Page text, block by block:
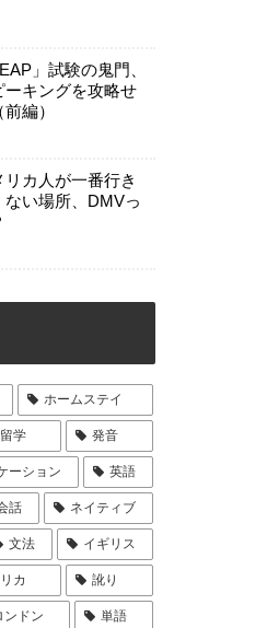
」試験の鬼門、
ーキングを攻略せ
編）
リカ人が一番行き
ない場所、DMVっ
ホームステイ
学 発音
ーション 英語
話 ネイティブ
文法 イギリス
カ 訛り
ンドン 単語